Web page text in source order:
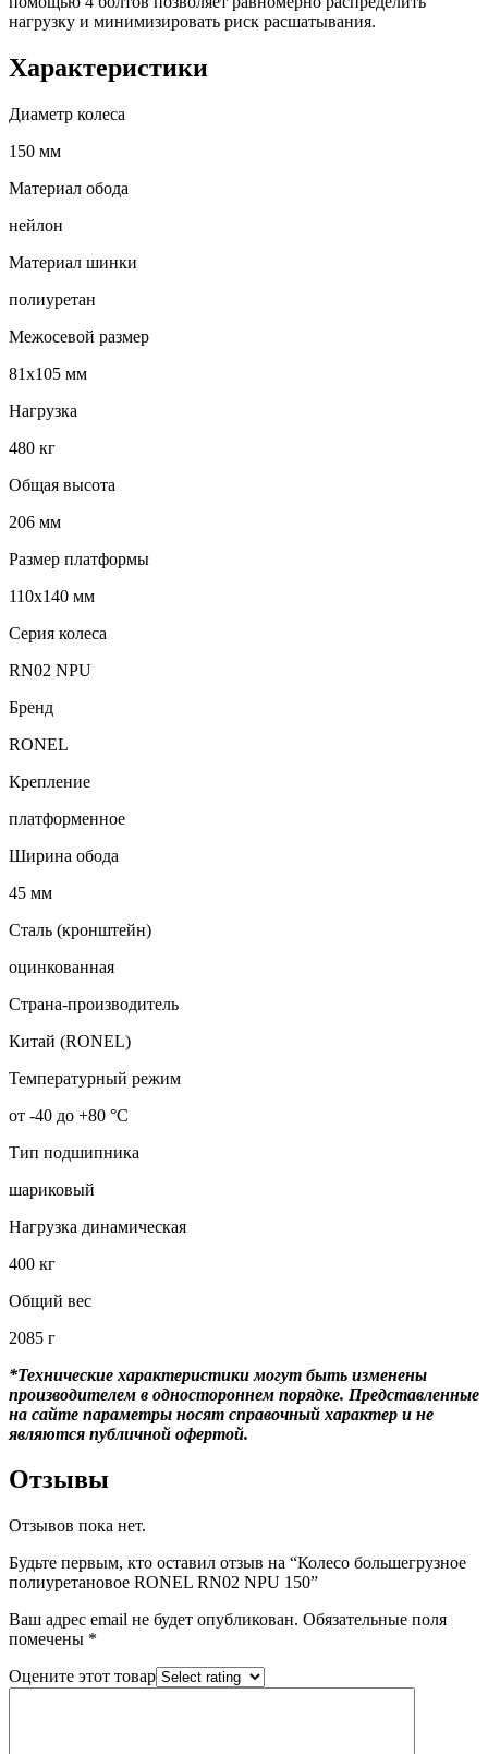
нагрузку и минимизировать риск расшатывания.
Характеристики
Диаметр колеса
150 мм
Материал обода
нейлон
Материал шинки
полиуретан
Межосевой размер
81х105 мм
Нагрузка
480 кг
Общая высота
206 мм
Размер платформы
110х140 мм
Серия колеса
RN02 NPU
Бренд
RONEL
Крепление
платформенное
Ширина обода
45 мм
Сталь (кронштейн)
оцинкованная
Страна-производитель
Китай (RONEL)
Температурный режим
от -40 до +80 °С
Тип подшипника
шариковый
Нагрузка динамическая
400 кг
Общий вес
2085 г
*Технические характеристики могут быть изменены
производителем в одностороннем порядке. Представленные
на сайте параметры носят справочный характер и не
являются публичной офертой.
Отзывы
Отзывов пока нет.
Будьте первым, кто оставил отзыв на “Колесо большегрузное
полиуретановое RONEL RN02 NPU 150”
Ваш адрес email не будет опубликован. Обязательные поля
помечены *
Оцените этот товар